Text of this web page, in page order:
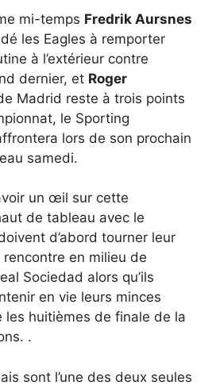
mi-temps Fredrik Aursnes
les Eagles à remporter
à l’extérieur contre
dernier, et Roger
Madrid reste à trois points
le Sporting
lors de son prochain
samedi.
un œil sur cette
de tableau avec le
d’abord tourner leur
en milieu de
Sociedad alors qu’ils
en vie leurs minces
les huitièmes de finale de la
.
sont l’une des deux seules